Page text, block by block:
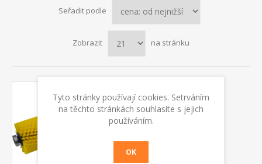
Seřadit podle
Zobrazit na stránku
Tyto stránky používají cookies. Setrváním
na těchto stránkách souhlasíte s jejich
používáním.
OK